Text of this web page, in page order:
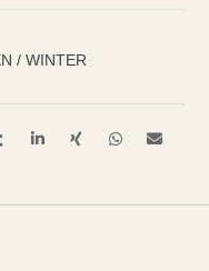
/ WINTER